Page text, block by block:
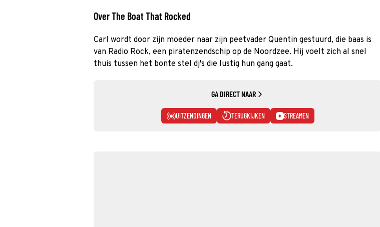
Over The Boat That Rocked
Carl wordt door zijn moeder naar zijn peetvader Quentin gestuurd, die baas is
van Radio Rock, een piratenzendschip op de Noordzee. Hij voelt zich al snel
thuis tussen het bonte stel dj's die lustig hun gang gaat.
GA DIRECT NAAR
UITZENDINGEN TERUGKIJKEN STREAMEN